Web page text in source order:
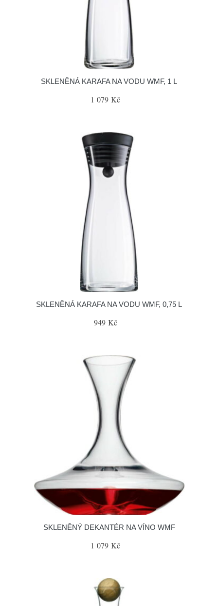
SKLENĚNÁ KARAFA NA VODU WMF, 1 L
1 079 Kč
SKLENĚNÁ KARAFA NA VODU WMF, 0,75 L
949 Kč
SKLENĚNÝ DEKANTÉR NA VÍNO WMF
1 079 Kč